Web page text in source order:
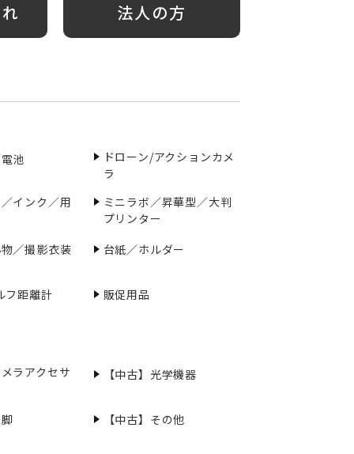
法人の方
池
ドローン/アクションカメ
ラ
インク／用
ミニラボ／昇華型／大判
プリンター
／撮影衣装
台紙／ホルダー
フ距離計 販促用品
ラアクセサ 【中古】光学機器
【中古】その他